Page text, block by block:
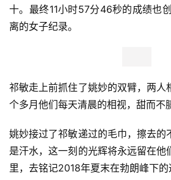
十。最终11小时57分46秒的成绩也
离的女子纪录。
祁敏走上前抓住了姚妙的双臂，两人